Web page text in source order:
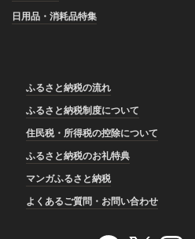
日用品・消耗品特集
ふるさと納税の流れ
ふるさと納税制度について
住民税・所得税の控除について
ふるさと納税のお礼特典
マンガふるさと納税
よくあるご質問・お問い合わせ